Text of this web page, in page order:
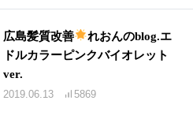
広島髪質改善
れおんのblog.エ
ドルカラーピンクバイオレット
ver.
2019.06.13 5869